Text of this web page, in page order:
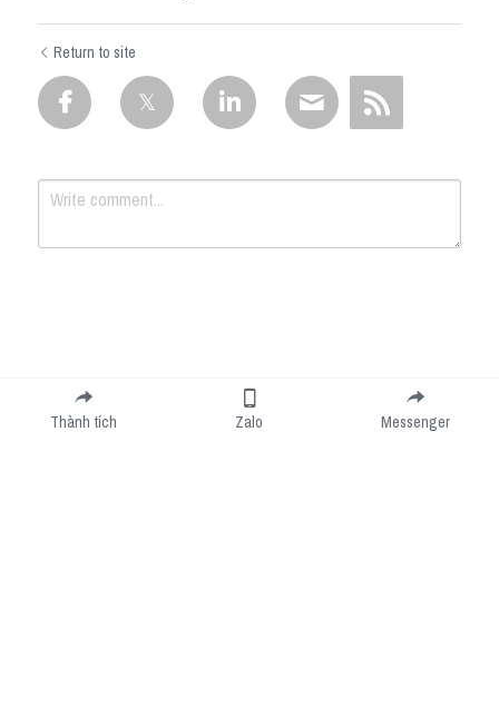
Return to site
Submit
Thành tích Zalo Messenger